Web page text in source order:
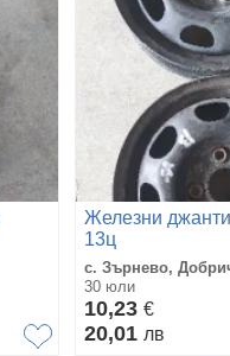
Железни
13ц
с. Зърнево,
30 юли
10,23 €
20,01 лв